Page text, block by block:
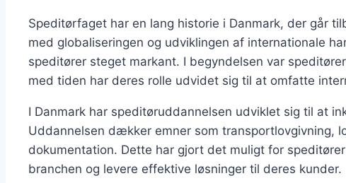
Speditørfaget har en lang historie i Danmark, der går
med globaliseringen og udviklingen af internationale
speditører steget markant. I begyndelsen var
med tiden har deres rolle udvidet sig til at omfatte
I Danmark har speditøruddannelsen udviklet sig til at
Uddannelsen dækker emner som transportlovgivning,
dokumentation. Dette har gjort det muligt for
branchen og levere effektive løsninger til deres kunder.